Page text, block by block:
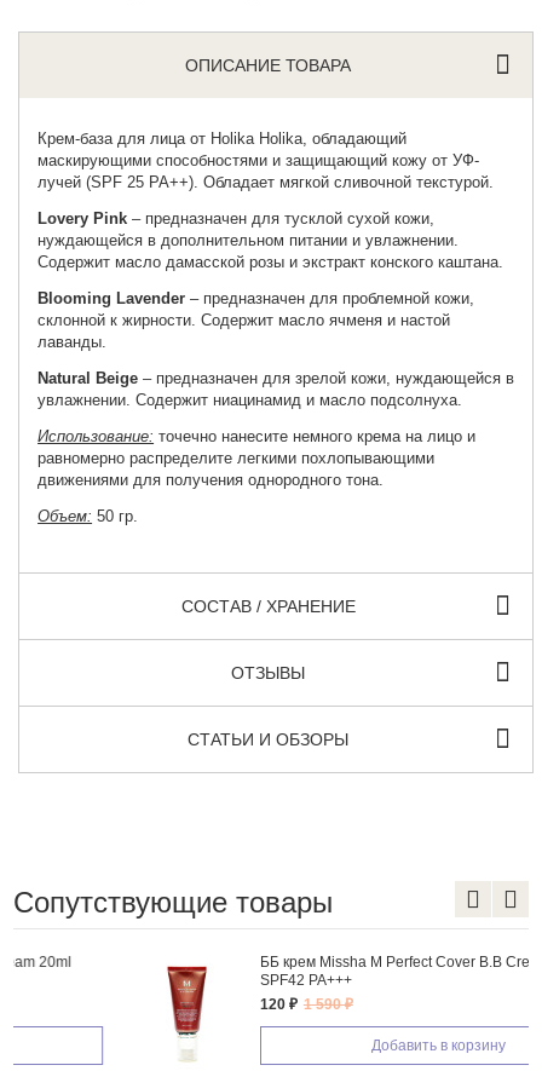
ОПИСАНИЕ ТОВАРА
Крем-база для лица от Holika Holika , обладающий
маскирующими способностями и защищающий кожу от УФ-
лучей (SPF 25 PA++). Обладает мягкой сливочной текстурой.
Lovery Pink – предназначен для тусклой сухой кожи,
нуждающейся в дополнительном питании и увлажнении.
Содержит масло дамасской розы и экстракт конского каштана.
Blooming Lavender – предназначен для проблемной кожи,
склонной к жирности. Содержит масло ячменя и настой
лаванды.
Natural Beige – предназначен для зрелой кожи, нуждающейся в
увлажнении. Содержит ниацинамид и масло подсолнуха.
Использование: точечно нанесите немного крема на лицо и
равномерно распределите легкими похлопывающими
движениями для получения однородного тона.
Объем: 50 гр.
СОСТАВ / ХРАНЕНИЕ
ОТЗЫВЫ
СТАТЬИ И ОБЗОРЫ
Сопутствующие товары
ББ крем Missha M Perfect Cover B.B Cream 50ml
SPF42 PA+++
120 ₽ 1 590 ₽
Добавить в корзину